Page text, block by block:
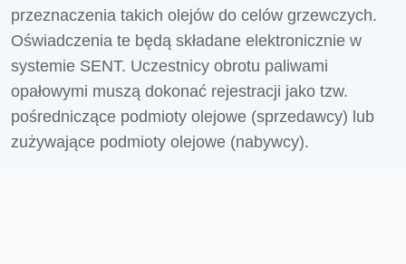
przeznaczenia takich olejów do celów grzewczych.
Oświadczenia te będą składane elektronicznie w
systemie SENT. Uczestnicy obrotu paliwami
opałowymi muszą dokonać rejestracji jako tzw.
pośredniczące podmioty olejowe (sprzedawcy) lub
zużywające podmioty olejowe (nabywcy).